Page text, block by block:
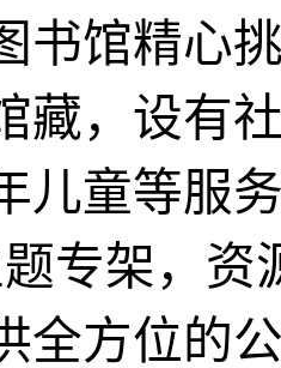
书馆精心
藏，设有
儿童等服
专架，
全方位的